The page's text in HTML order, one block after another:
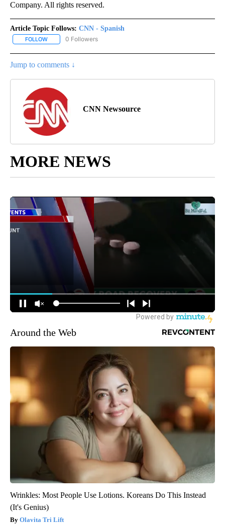
Company. All rights reserved.
Article Topic Follows: CNN - Spanish
FOLLOW FOLLOW "CNN - SPANISH" TO RECEIVE NOTIFICATIONS ABOUT
0 Followers
Jump to comments ↓
CNN Newsource
MORE NEWS
Around the Web
Wrinkles: Most People Use Lotions. Koreans Do This Instead
(It's Genius)
Olavita Tri Lift